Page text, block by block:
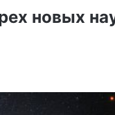
новых